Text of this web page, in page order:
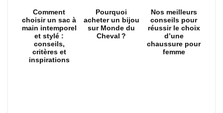
Comment
choisir un sac à
main intemporel
et stylé :
conseils,
critères et
inspirations
Pourquoi
acheter un bijou
sur Monde du
Cheval ?
Nos meilleurs
conseils pour
réussir le choix
d’une
chaussure pour
femme